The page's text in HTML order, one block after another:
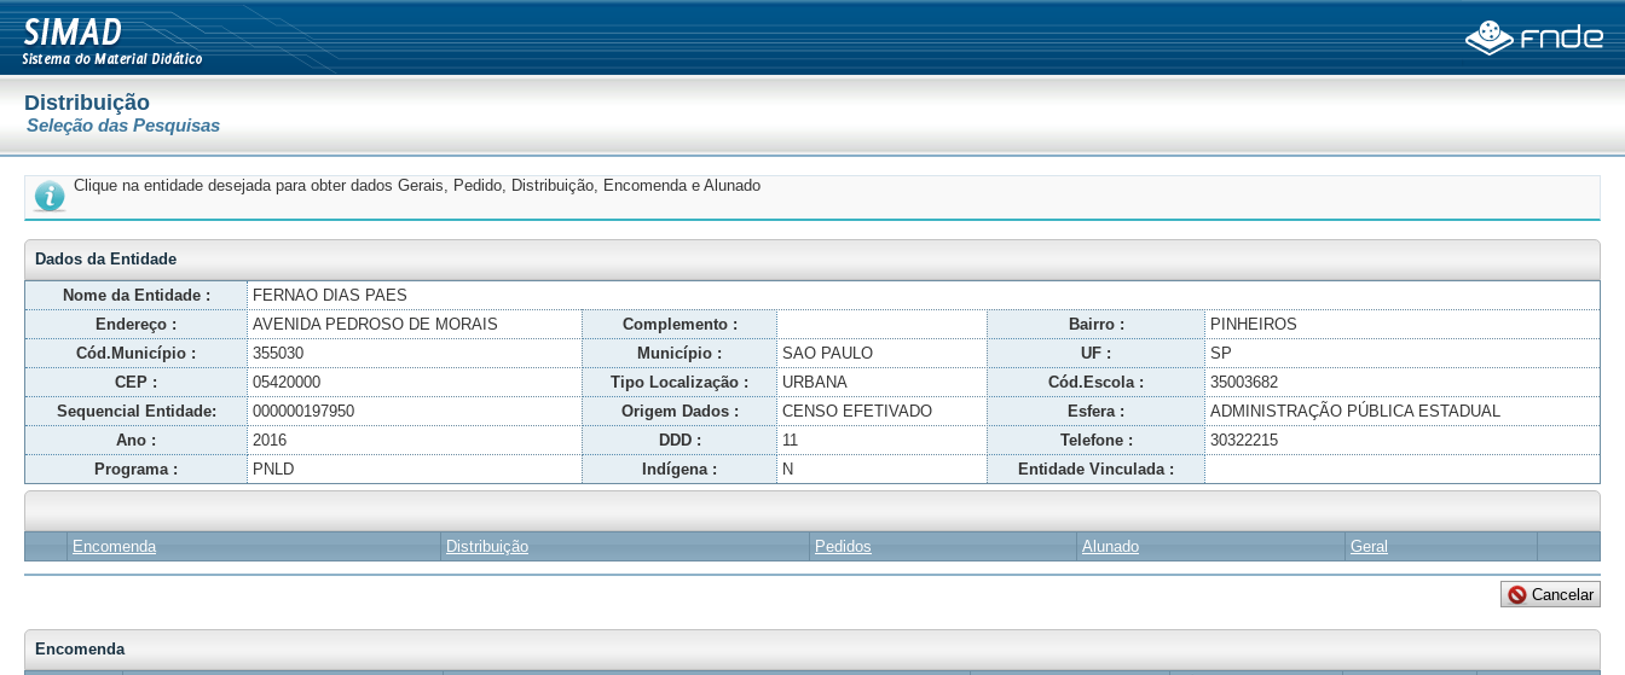
Distribuição
Seleção das Pesquisas
Clique na entidade desejada para obter dados Gerais, Pedido, Distribuição, Encomenda e Alunado
Dados da Entidade
Nome da Entidade :
FERNAO DIAS PAES
Endereço :
AVENIDA PEDROSO DE MORAIS Complemento : Bairro :
PINHEIROS
Cód.Município :
355030 Município : SAO PAULO UF :
SP
CEP :
05420000 Tipo Localização : URBANA Cód.Escola :
35003682
Sequencial Entidade:
000000197950 Origem Dados : CENSO EFETIVADO Esfera :
ADMINISTRAÇÃO PÚBLICA ESTADUAL
Ano :
2016 DDD : 11 Telefone :
30322215
Programa :
PNLD Indígena : N Entidade Vinculada :
Encomenda Distribuição Pedidos Alunado Geral
Encomenda